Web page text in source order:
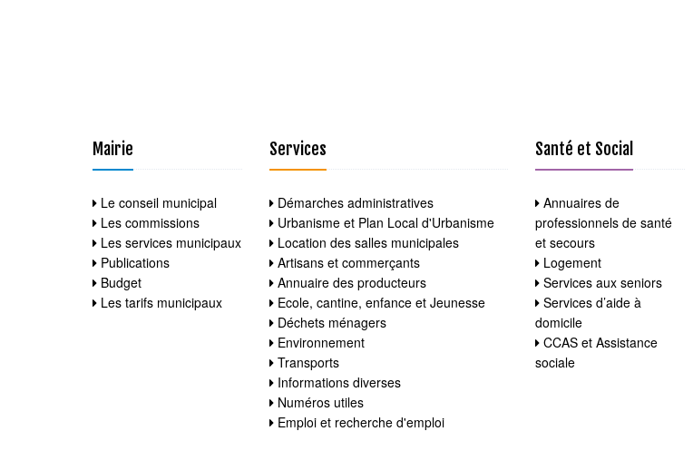
Mairie
Le conseil municipal
Les commissions
Les services municipaux
Publications
Budget
Les tarifs municipaux
Services
Démarches administratives
Urbanisme et Plan Local d'Urbanisme
Location des salles municipales
Artisans et commerçants
Annuaire des producteurs
Ecole, cantine, enfance et Jeunesse
Déchets ménagers
Environnement
Transports
Informations diverses
Numéros utiles
Emploi et recherche d'emploi
Santé et Social
Annuaires de
professionnels de santé
et secours
Logement
Services aux seniors
Services d’aide à
domicile
CCAS et Assistance
sociale